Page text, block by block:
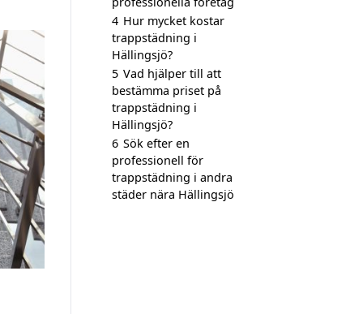
4 Hur mycket kostar
trappstädning i
Hällingsjö?
5 Vad hjälper till att
bestämma priset på
trappstädning i
Hällingsjö?
6 Sök efter en
professionell för
trappstädning i andra
städer nära Hällingsjö